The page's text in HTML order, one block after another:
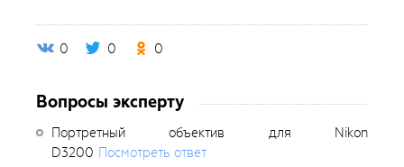
0 0 0
Вопросы эксперту
Портретный объектив для Nikon
D3200 Посмотреть ответ